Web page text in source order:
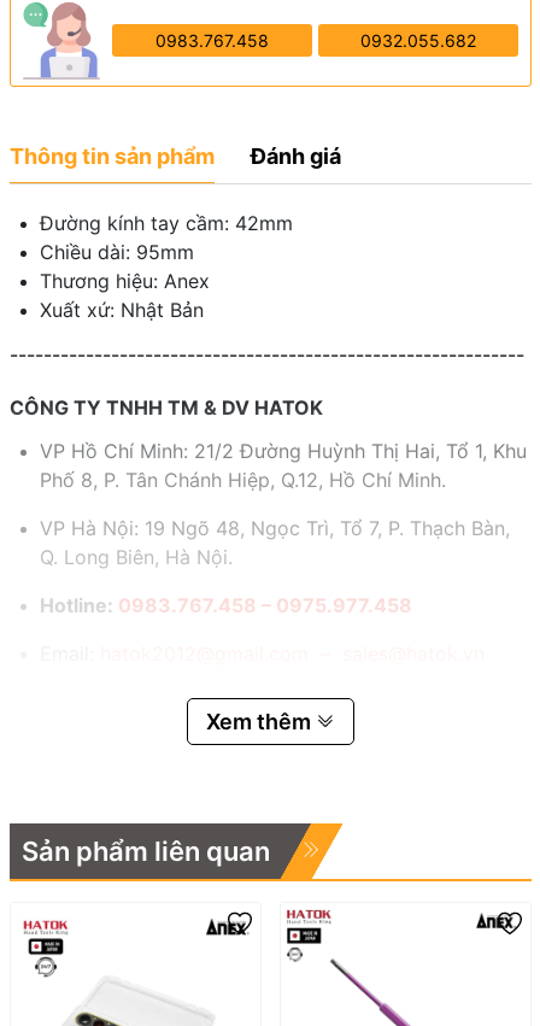
0983.767.458 0932.055.682
Thông tin sản phẩm Đánh giá
Đường kính tay cầm: 42mm
Chiều dài: 95mm
Thương hiệu: Anex
Xuất xứ: Nhật Bản
-------------------------------------------------------------
CÔNG TY TNHH TM & DV HATOK
VP Hồ Chí Minh: 21/2 Đường Huỳnh Thị Hai, Tổ 1, Khu
Phố 8, P. Tân Chánh Hiệp, Q.12, Hồ Chí Minh.
VP Hà Nội: 19 Ngõ 48, Ngọc Trì, Tổ 7, P. Thạch Bàn,
Q. Long Biên, Hà Nội.
Hotline: 0983.767.458 – 0975.977.458
Xem thêm
Sản phẩm liên quan